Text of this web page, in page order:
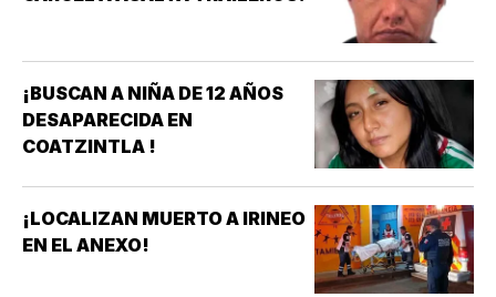
¡BUSCAN A NIÑA DE 12 AÑOS
DESAPARECIDA EN
COATZINTLA !
¡LOCALIZAN MUERTO A IRINEO
EN EL ANEXO!